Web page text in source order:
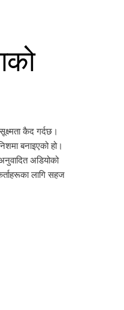
कैद गर्दछ।
बनाइएको हो।
अडियोको
लागि सहज